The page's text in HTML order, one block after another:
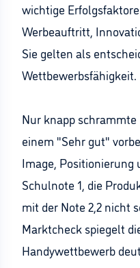
wichtige
Werbeauftritt,
Sie gelten als
Wettbewerbsfähigkeit.
Nur knapp
einem "Sehr gut"
Image, Positionierung
Schulnote 1, die
mit der Note 2,2 nicht
Marktcheck spiegelt
Handywettbewerb